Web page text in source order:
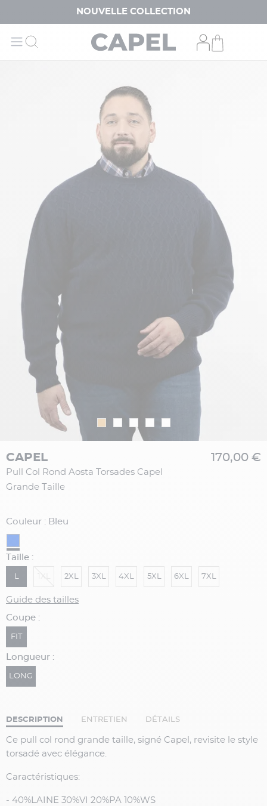
NOUVELLE COLLECTION
CAPEL
Pull Col Rond Aosta Torsades Capel
Grande Taille
170,00 €
Couleur : Bleu
Taille :
L 2XL 3XL 4XL 5XL 6XL 7XL
Guide des tailles
Coupe :
FIT
Longueur :
LONG
DESCRIPTION ENTRETIEN DÉTAILS
Ce pull col rond grande taille, signé Capel, revisite le style
torsadé avec élégance.
Caractéristiques:
- 40%LAINE 30%VI 20%PA 10%WS